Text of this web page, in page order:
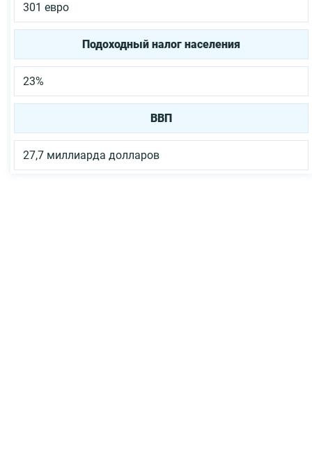
301 евро
Подоходный налог населения
23%
ВВП
27,7 миллиарда долларов